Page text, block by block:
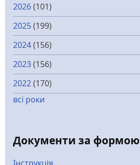
2026(101)
2025(199)
2024(156)
2023(156)
2022(170)
всі роки
Документи за формою